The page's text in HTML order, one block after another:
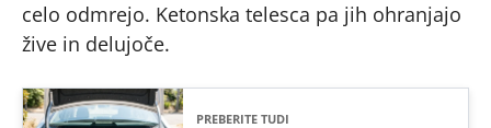
celo odmrejo. Ketonska telesca pa jih ohranjajo
žive in delujoče.
PREBERITE TUDI